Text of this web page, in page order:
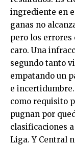
ingrediente en
ganas no
pero los
caro. Una
segundo tanto
empatando un
e
como requisito
pugnan por
clasificaciones
Liga. Y Central